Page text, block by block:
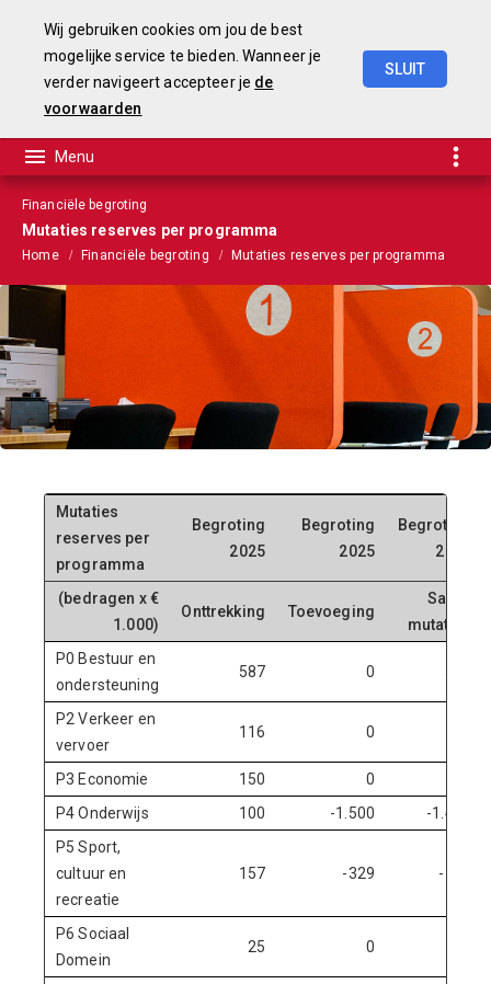
Wij gebruiken cookies om jou de best
mogelijke service te bieden. Wanneer je
verder navigeert accepteer je de
voorwaarden
SLUIT
Financiële begroting
Mutaties reserves per programma
Home Financiële begroting Mutaties reserves per programma
Mutaties
reserves per
programma
Begroting
2025
Begroting
2025
Begroting
2025
(bedragen x €
1.000)
Onttrekking Toevoeging
Saldo
mutaties
P0 Bestuur en
ondersteuning
587 0
P2 Verkeer en
vervoer
116 0
P3 Economie 150 0
P4 Onderwijs
100 -1.500
-1.400
P5 Sport,
cultuur en
recreatie
157 -329 -172
P6 Sociaal
Domein
25 0